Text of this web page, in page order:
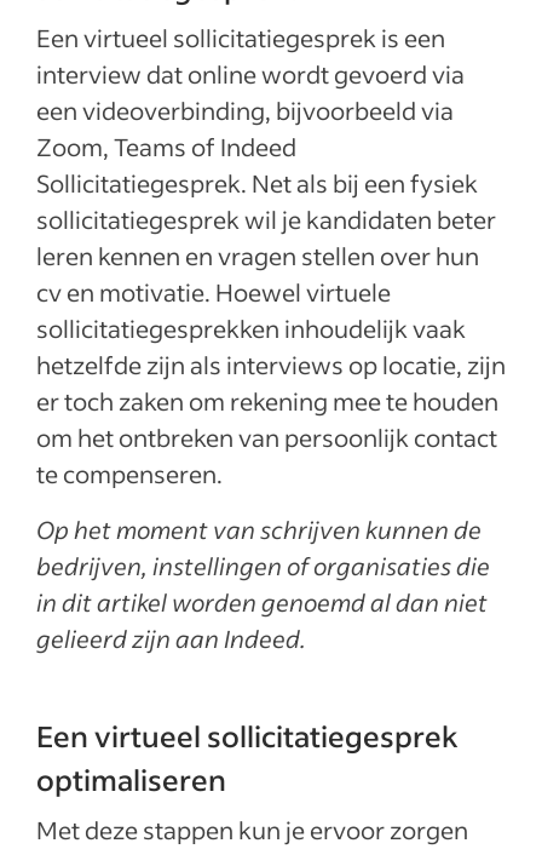
Een virtueel sollicitatiegesprek is een
interview dat online wordt gevoerd via
een videoverbinding, bijvoorbeeld via
Zoom, Teams of Indeed
Sollicitatiegesprek. Net als bij een fysiek
sollicitatiegesprek wil je kandidaten beter
leren kennen en vragen stellen over hun
cv en motivatie. Hoewel virtuele
sollicitatiegesprekken inhoudelijk vaak
hetzelfde zijn als interviews op locatie, zijn
er toch zaken om rekening mee te houden
om het ontbreken van persoonlijk contact
te compenseren.
Op het moment van schrijven kunnen de
bedrijven, instellingen of organisaties die
in dit artikel worden genoemd al dan niet
gelieerd zijn aan Indeed.
Een virtueel sollicitatiegesprek
optimaliseren
Met deze stappen kun je ervoor zorgen